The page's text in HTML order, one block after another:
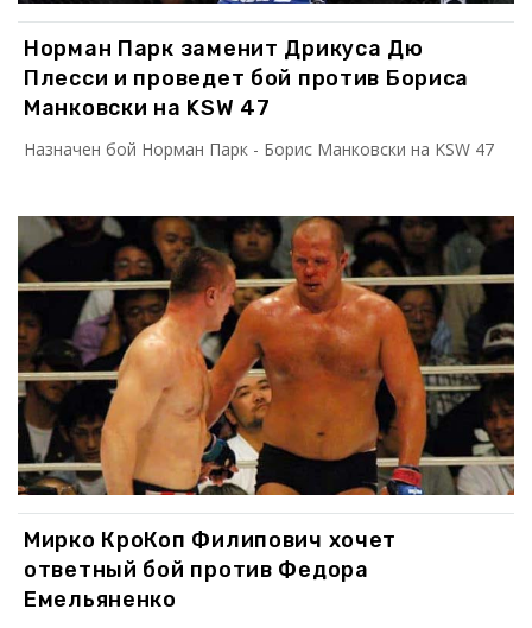
Норман Парк заменит Дрикуса Дю
Плесси и проведет бой против Бориса
Манковски на KSW 47
Назначен бой Норман Парк - Борис Манковски на KSW 47
Мирко КроКоп Филипович хочет
ответный бой против Федора
Емельяненко